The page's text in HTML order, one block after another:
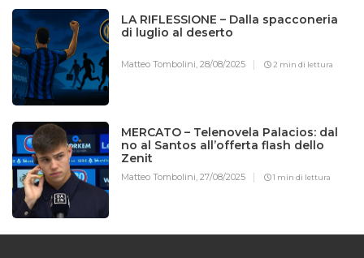
LA RIFLESSIONE – Dalla spacconeria
di luglio al deserto
Matteo Tombolini,28/08/2025 2 min di lettura
MERCATO – Telenovela Palacios: dal
no al Santos all’offerta flash dello
Zenit
Matteo Tombolini,27/08/2025 1 min di lettura